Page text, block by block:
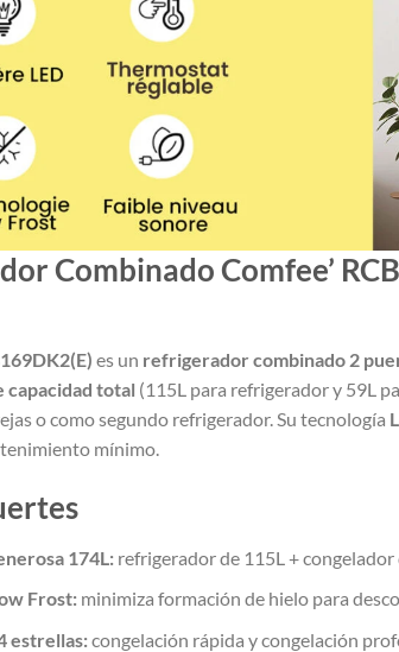
Combinado Comfee’
es un refrigerador combinado 2
capacidad total (115L para refrigerador y 59L
o como segundo refrigerador. Su tecnología
mínimo.
174L:refrigerador de 115L + congelador
Frost:minimiza formación de hielo para
estrellas:congelación rápida y congelación